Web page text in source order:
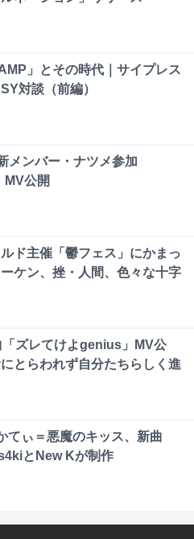
」とその時代｜サイプレス
対談（前編）
メンバー・ナツメ参加
MV公開
ド主催「鬱フェス」にかまっ
ケン、挫・人間、色々な十字
「ズレてけよgenius」MV公
とらわれず自分たちらしく進
てぃ＝悪魔のキッス、新曲
とNew Kが制作